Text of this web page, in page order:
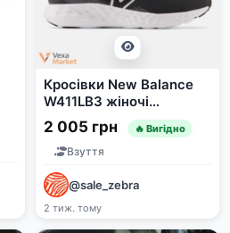
Кросівки New Balance
W411LB3 жіночі
синтетичні весна/літо
2 005 грн 🔥 Вигідно
Взуття
@sale_zebra
2 тиж. тому